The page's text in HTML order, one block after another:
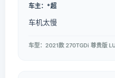
车主：*超
车机太慢
车型：2021款 270TGDi 尊贵版